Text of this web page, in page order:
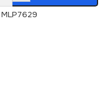
MLP7629